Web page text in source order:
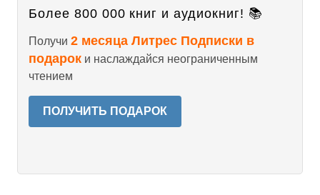
Более 800 000 книг и аудиокниг! 📚
Получи 2 месяца Литрес Подписки в
подарок и наслаждайся неограниченным
чтением
ПОЛУЧИТЬ ПОДАРОК